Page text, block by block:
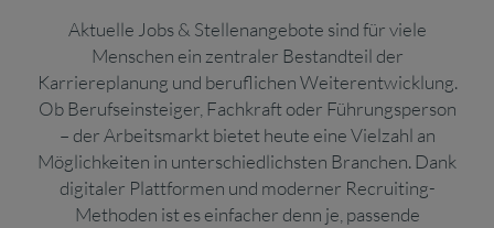
Aktuelle Jobs & Stellenangebote sind für viele
Menschen ein zentraler Bestandteil der
Karriereplanung und beruflichen Weiterentwicklung.
Ob Berufseinsteiger, Fachkraft oder Führungsperson
– der Arbeitsmarkt bietet heute eine Vielzahl an
Möglichkeiten in unterschiedlichsten Branchen. Dank
digitaler Plattformen und moderner Recruiting-
Methoden ist es einfacher denn je, passende